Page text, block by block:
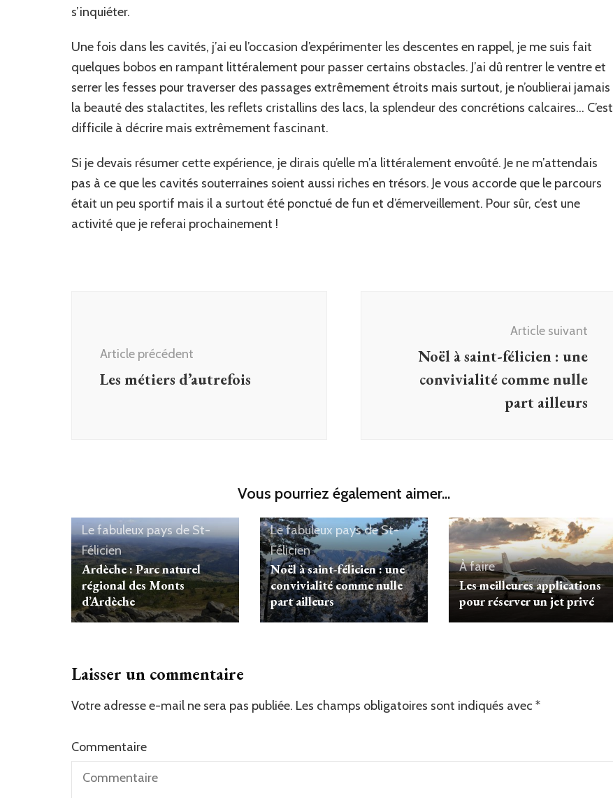
s’inquiéter.
Une fois dans les cavités, j’ai eu l’occasion d’expérimenter les descentes en rappel, je me suis fait
quelques bobos en rampant littéralement pour passer certains obstacles. J’ai dû rentrer le ventre et
serrer les fesses pour traverser des passages extrêmement étroits mais surtout, je n’oublierai jamais
la beauté des stalactites, les reflets cristallins des lacs, la splendeur des concrétions calcaires… C’est
difficile à décrire mais extrêmement fascinant.
Si je devais résumer cette expérience, je dirais qu’elle m’a littéralement envoûté. Je ne m’attendais
pas à ce que les cavités souterraines soient aussi riches en trésors. Je vous accorde que le parcours
était un peu sportif mais il a surtout été ponctué de fun et d’émerveillement. Pour sûr, c’est une
activité que je referai prochainement !
Article précédent
Les métiers d’autrefois
Article suivant
Noël à saint-félicien : une
convivialité comme nulle
part ailleurs
Vous pourriez également aimer...
Le fabuleux pays de St-
Félicien
Ardèche : Parc naturel
régional des Monts
d’Ardèche
Le fabuleux pays de St-
Félicien
Noël à saint-félicien : une
convivialité comme nulle
part ailleurs
À faire
Les meilleures applications
pour réserver un jet privé
Laisser un commentaire
Votre adresse e-mail ne sera pas publiée. Les champs obligatoires sont indiqués avec *
Commentaire